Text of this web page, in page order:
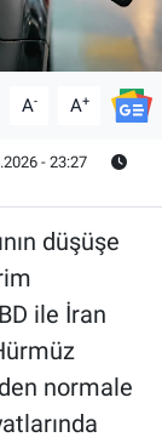
A- A+
- 23:27
düşüşe
ile İran
normale